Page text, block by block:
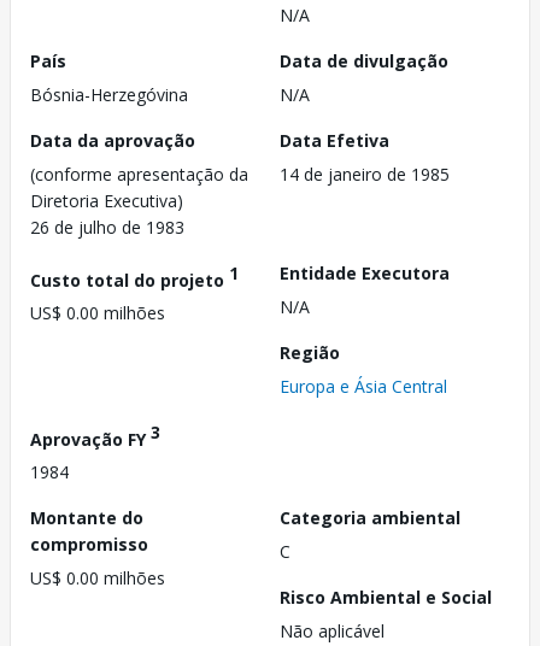
N/A
País
Bósnia-Herzegóvina
Data de divulgação
N/A
Data da aprovação
(conforme apresentação da
Diretoria Executiva)
26 de julho de 1983
Data Efetiva
14 de janeiro de 1985
Custo total do projeto 1
US$ 0.00 milhões
Entidade Executora
N/A
Região
Europa e Ásia Central
Aprovação FY3
1984
Montante do
compromisso
US$ 0.00 milhões
Categoria ambiental
C
Risco Ambiental e Social
Não aplicável